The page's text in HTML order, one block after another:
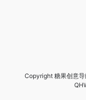
Copyright 糖果创意导